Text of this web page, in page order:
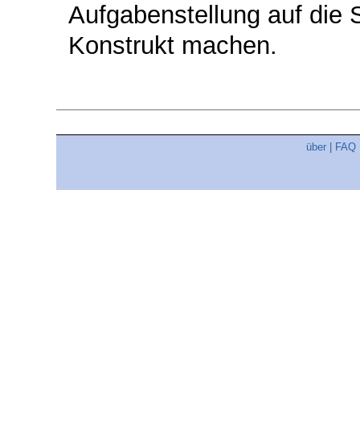
Aufgabenstellung auf die
Konstrukt machen.
über FAQ